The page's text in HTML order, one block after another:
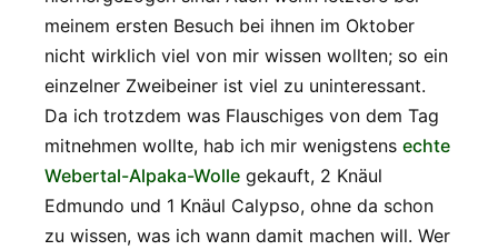
meinem ersten Besuch bei ihnen im Oktober
nicht wirklich viel von mir wissen wollten; so ein
einzelner Zweibeiner ist viel zu uninteressant.
Da ich trotzdem was Flauschiges von dem Tag
mitnehmen wollte, hab ich mir wenigstens echte
Webertal-Alpaka-Wolle gekauft, 2 Knäul
Edmundo und 1 Knäul Calypso, ohne da schon
zu wissen, was ich wann damit machen will. Wer